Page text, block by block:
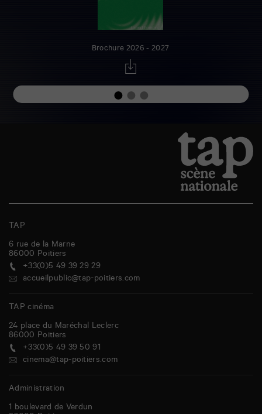
Brochure 2026 - 2027
TAP
6 rue de la Marne
86000 Poitiers
+33(0)5 49 39 29 29
accueilpublic@tap-poitiers.com
TAP cinéma
24 place du Maréchal Leclerc
86000 Poitiers
+33(0)5 49 39 50 91
cinema@tap-poitiers.com
Administration
1 boulevard de Verdun